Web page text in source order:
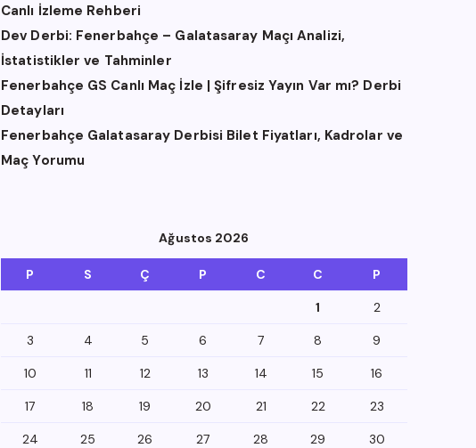
Canlı İzleme Rehberi
Dev Derbi: Fenerbahçe – Galatasaray Maçı Analizi,
İstatistikler ve Tahminler
Fenerbahçe GS Canlı Maç İzle | Şifresiz Yayın Var mı? Derbi
Detayları
Fenerbahçe Galatasaray Derbisi Bilet Fiyatları, Kadrolar ve
Maç Yorumu
Ağustos 2026
P S Ç P C C P
1 2
3 4 5 6 7 8 9
10 11 12 13 14 15 16
17 18 19 20 21 22 23
24 25 26 27 28 29 30